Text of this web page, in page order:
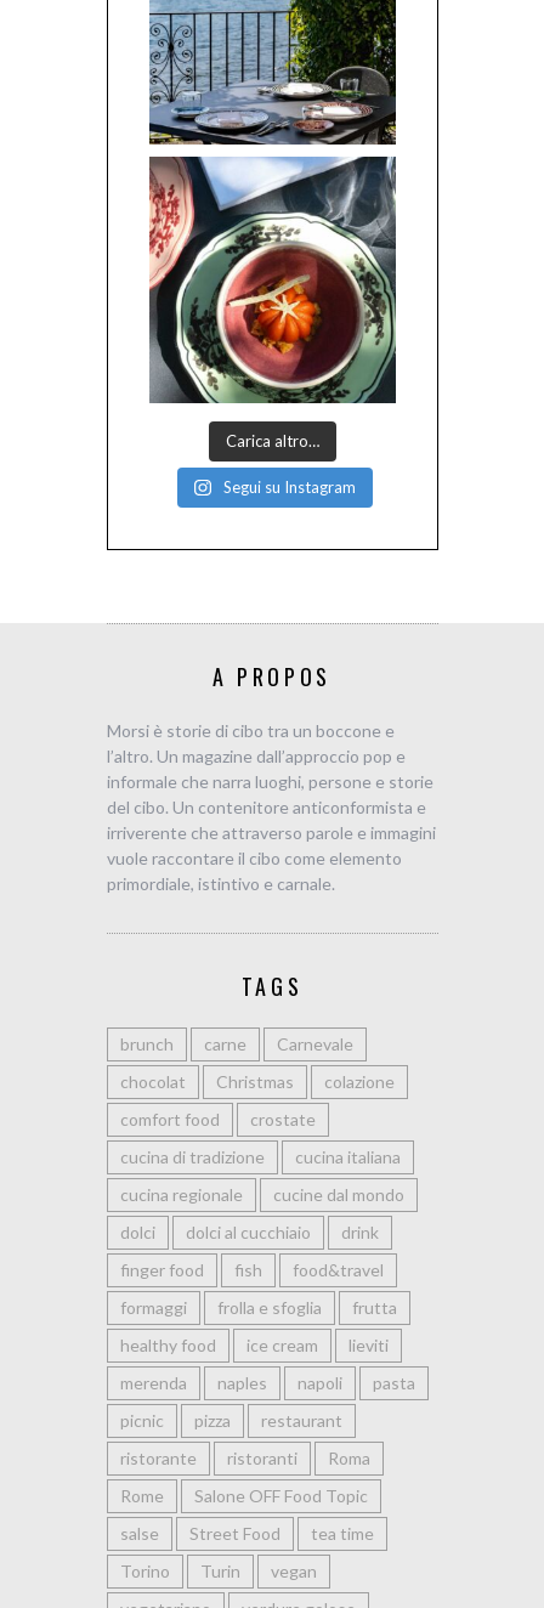
Carica altro…
Segui su Instagram
A PROPOS
Morsi è storie di cibo tra un boccone e
l’altro. Un magazine dall’approccio pop e
informale che narra luoghi, persone e storie
del cibo. Un contenitore anticonformista e
irriverente che attraverso parole e immagini
vuole raccontare il cibo come elemento
primordiale, istintivo e carnale.
TAGS
brunch carne
Carnevale
chocolat
Christmas
colazione
comfort food
crostate
cucina di tradizione
cucina italiana
cucina regionale
cucine dal mondo
dolci
dolci al cucchiaio
drink
finger food
fish
food&travel
formaggi
frolla e sfoglia
frutta
healthy food
ice cream
lieviti
merenda
naples napoli
pasta
picnic
pizza
restaurant
ristorante
ristoranti
Roma
Rome
Salone OFF Food Topic
salse
Street Food
tea time
Torino
Turin
vegan